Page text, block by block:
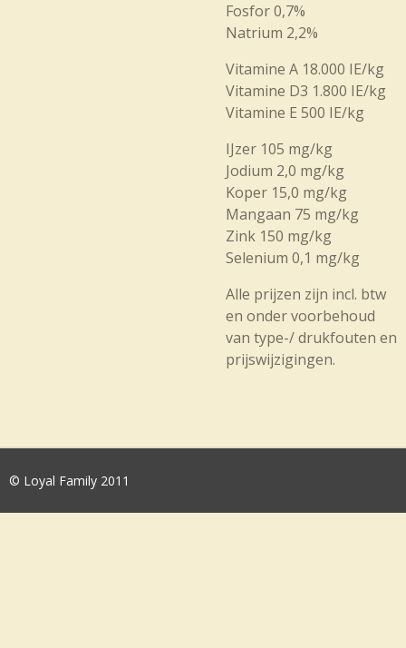
Fosfor 0,7%
Natrium 2,2%
Vitamine A 18.000 IE/kg
Vitamine D3 1.800 IE/kg
Vitamine E 500 IE/kg
IJzer 105 mg/kg
Jodium 2,0 mg/kg
Koper 15,0 mg/kg
Mangaan 75 mg/kg
Zink 150 mg/kg
Selenium 0,1 mg/kg
Alle prijzen zijn incl. btw
en onder voorbehoud
van type-/ drukfouten en
prijswijzigingen.
© Loyal Family 2011